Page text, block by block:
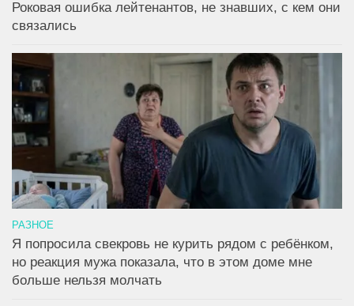
Роковая ошибка лейтенантов, не знавших, с кем они
связались
РАЗНОЕ
Я попросила свекровь не курить рядом с ребёнком,
но реакция мужа показала, что в этом доме мне
больше нельзя молчать